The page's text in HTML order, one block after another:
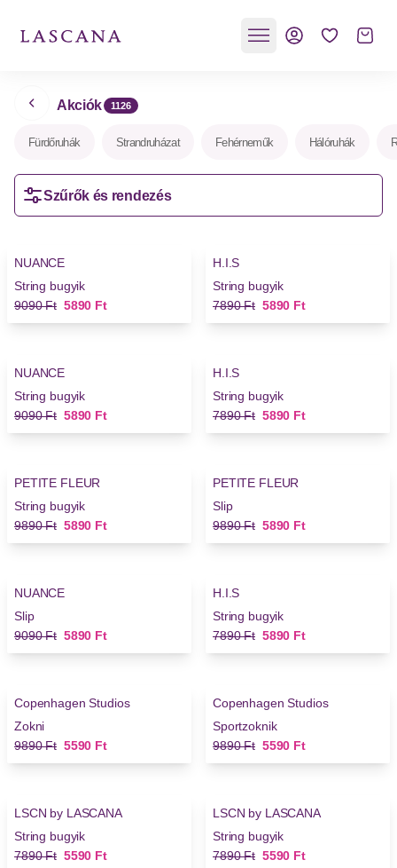
Akciók 1126
Fürdőruhák Strandruházat Fehérneműk Hálóruhák
Szűrők és rendezés
NUANCE
String bugyik
Régi ár
9090 Ft Új ár
5890 Ft
H.I.S
String bugyik
Régi ár
7890 Ft Új ár
5890 Ft
NUANCE
String bugyik
Régi ár
9090 Ft Új ár
5890 Ft
H.I.S
String bugyik
Régi ár
7890 Ft Új ár
5890 Ft
PETITE FLEUR
String bugyik
Régi ár
9890 Ft Új ár
5890 Ft
PETITE FLEUR
Slip
Régi ár
9890 Ft Új ár
5890 Ft
NUANCE
Slip
Régi ár
9090 Ft Új ár
5890 Ft
H.I.S
String bugyik
Régi ár
7890 Ft Új ár
5890 Ft
Copenhagen Studios
Zokni
Régi ár
9890 Ft Új ár
5590 Ft
Copenhagen Studios
Sportzoknik
Régi ár
9890 Ft Új ár
5590 Ft
LSCN by LASCANA
String bugyik
Régi ár
7890 Ft Új ár
5590 Ft
LSCN by LASCANA
String bugyik
Régi ár
7890 Ft Új ár
5590 Ft